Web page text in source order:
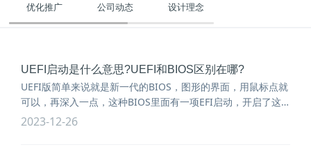
优化推广 公司动态 设计理念
UEFI启动是什么意思?UEFI和BIOS区别在哪?
UEFI版简单来说就是新一代的BIOS，图形的界面，用鼠标点就
可以，再深入一点，这种BIOS里面有一项EFI启动，开启了这
个...
2023-12-26